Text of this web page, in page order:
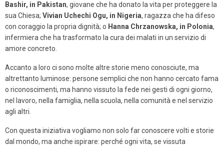
Bashir, in Pakistan, giovane che ha donato la vita per proteggere la
sua Chiesa; Vivian Uchechi Ogu, in Nigeria, ragazza che ha difeso
con coraggio la propria dignità; o Hanna Chrzanowska, in Polonia,
infermiera che ha trasformato la cura dei malati in un servizio di
amore concreto.
Accanto a loro ci sono molte altre storie meno conosciute, ma
altrettanto luminose: persone semplici che non hanno cercato fama
o riconoscimenti, ma hanno vissuto la fede nei gesti di ogni giorno,
nel lavoro, nella famiglia, nella scuola, nella comunità e nel servizio
agli altri.
Con questa iniziativa vogliamo non solo far conoscere volti e storie
dal mondo, ma anche ispirare: perché ogni vita, se vissuta